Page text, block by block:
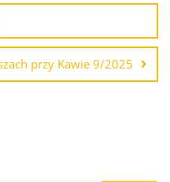
przy Kawie 9/2025